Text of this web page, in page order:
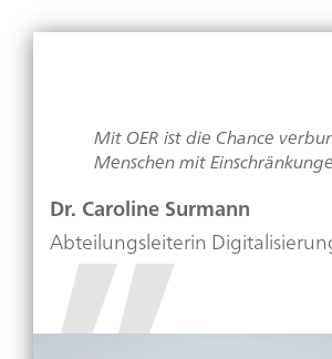
Mit OER ist die Chance
Menschen mit
Dr. Caroline Surmann
Abteilungsleiterin